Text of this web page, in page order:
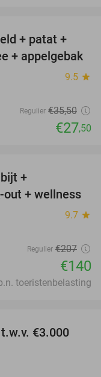
23%
+ patat +
+ appelgebak
9.5 star
Regulier €35,50
€27,50
+
+ wellness
9.7 star
Regulier €207
€140
toeristenbelasting
€3.000